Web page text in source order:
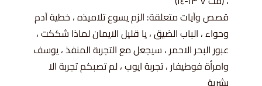
قصص وآيات متعلقة: الزم يسوع تلاميذه ، خطية آدم
وحواء ، الباب الضيق ، يا قليل الايمان لماذا شككت ،
عبور البحر الاحمر ، سيجعل مع التجربة المنفذ ، يوسف
وامرأة فوطيفار ، تجربة ايوب ، لم تصبكم تجربة الا
بشرية